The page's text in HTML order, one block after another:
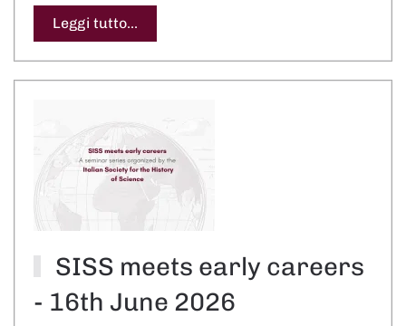
Leggi tutto...
SISS meets early careers
- 16th June 2026